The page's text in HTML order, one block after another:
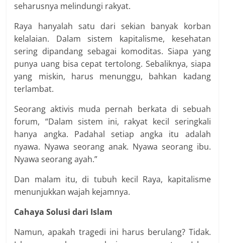
seharusnya melindungi rakyat.
Raya hanyalah satu dari sekian banyak korban
kelalaian. Dalam sistem kapitalisme, kesehatan
sering dipandang sebagai komoditas. Siapa yang
punya uang bisa cepat tertolong. Sebaliknya, siapa
yang miskin, harus menunggu, bahkan kadang
terlambat.
Seorang aktivis muda pernah berkata di sebuah
forum, “Dalam sistem ini, rakyat kecil seringkali
hanya angka. Padahal setiap angka itu adalah
nyawa. Nyawa seorang anak. Nyawa seorang ibu.
Nyawa seorang ayah.”
Dan malam itu, di tubuh kecil Raya, kapitalisme
menunjukkan wajah kejamnya.
Cahaya Solusi dari Islam
Namun, apakah tragedi ini harus berulang? Tidak.